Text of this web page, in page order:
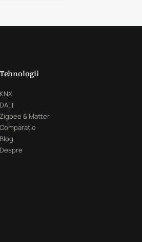
Tehnologii
KNX
DALI
Zigbee & Matter
Comparație
Blog
Despre